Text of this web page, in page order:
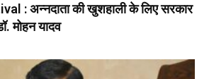
: अन्नदाता की खुशहाली के लिए सरकार
मोहन यादव